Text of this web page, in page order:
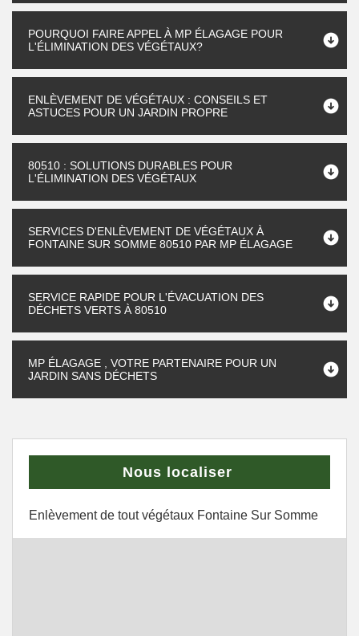
POURQUOI FAIRE APPEL À MP ÉLAGAGE POUR
L'ÉLIMINATION DES VÉGÉTAUX?
ENLÈVEMENT DE VÉGÉTAUX : CONSEILS ET
ASTUCES POUR UN JARDIN PROPRE
80510 : SOLUTIONS DURABLES POUR
L'ÉLIMINATION DES VÉGÉTAUX
SERVICES D'ENLÈVEMENT DE VÉGÉTAUX À
FONTAINE SUR SOMME 80510 PAR MP ÉLAGAGE
SERVICE RAPIDE POUR L'ÉVACUATION DES
DÉCHETS VERTS À 80510
MP ÉLAGAGE , VOTRE PARTENAIRE POUR UN
JARDIN SANS DÉCHETS
Nous localiser
Enlèvement de tout végétaux Fontaine Sur Somme